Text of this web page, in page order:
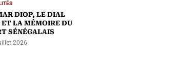
DIOP, LE DIAL
ET LA MÉMOIRE DU
SÉNÉGALAIS
2026